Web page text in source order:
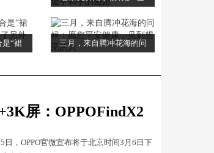
是“裙 三月，来自腾冲花海的问
屏：OPPOFindX2
日，OPPO官微宣布将于北京时间3月6日下